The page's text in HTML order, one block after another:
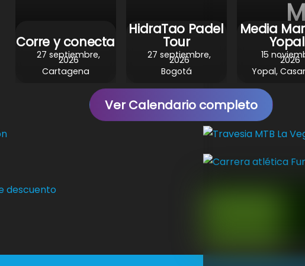
Corre y conecta
27 septiembre,
2026
Cartagena
HidraTao Padel
Tour
27 septiembre,
2026
Bogotá
Media
Yopal
15
2026
Yopal,
Ver Calendario completo